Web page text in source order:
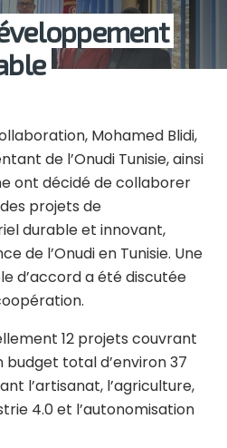
Mohamed Blidi,
de l’Onudi Tunisie, ainsi
ont décidé de collaborer
projets de
durable et innovant,
de l’Onudi en Tunisie. Une
d’accord a été discutée
12 projets couvrant
total d’environ 37
l’artisanat, l’agriculture,
4.0 et l’autonomisation